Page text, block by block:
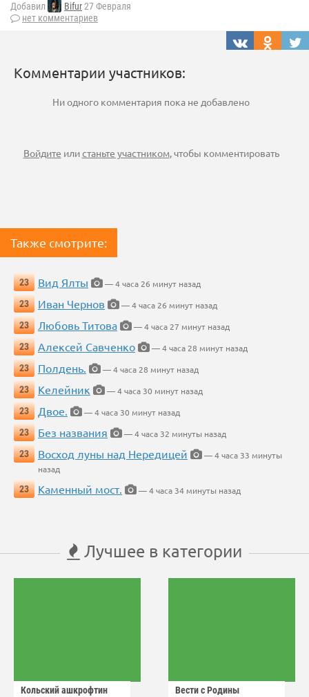
Добавил Bifur27 Февраля
нет комментариев
Комментарии участников:
Ни одного комментария пока не добавлено
Войдите илистаньте участником, чтобы комментировать
Также смотрите:
23 Вид Ялты
— 4 часа 26 минут назад
23
Иван Чернов
— 4 часа 26 минут назад
23
Любовь Титова
— 4 часа 27 минут назад
23
Алексей Савченко
— 4 часа 28 минут назад
23
Полдень.
— 4 часа 28 минут назад
23
Келейник
— 4 часа 30 минут назад
23
Двое.
— 4 часа 30 минут назад
23
Без названия
— 4 часа 32 минуты назад
23
Восход луны над Нередицей
— 4 часа 33 минуты
назад
23
Каменный мост. — 4 часа 34 минуты назад
Лучшее в категории
Кольский ашкрофтин Вести с Родины